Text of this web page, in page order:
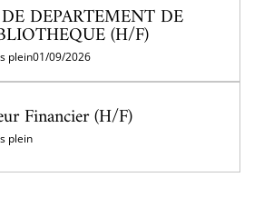
DEPARTEMENT DE
(H/F)
plein01/09/2026
Financier (H/F)
plein